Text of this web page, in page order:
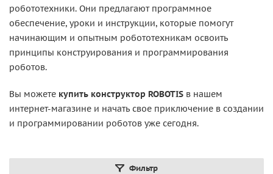
робототехники. Они предлагают программное
обеспечение, уроки и инструкции, которые помогут
начинающим и опытным робототехникам освоить
принципы конструирования и программирования
роботов.
Вы можете купить конструктор ROBOTIS в нашем
интернет-магазине и начать свое приключение в создании
и программировании роботов уже сегодня.
Фильтр